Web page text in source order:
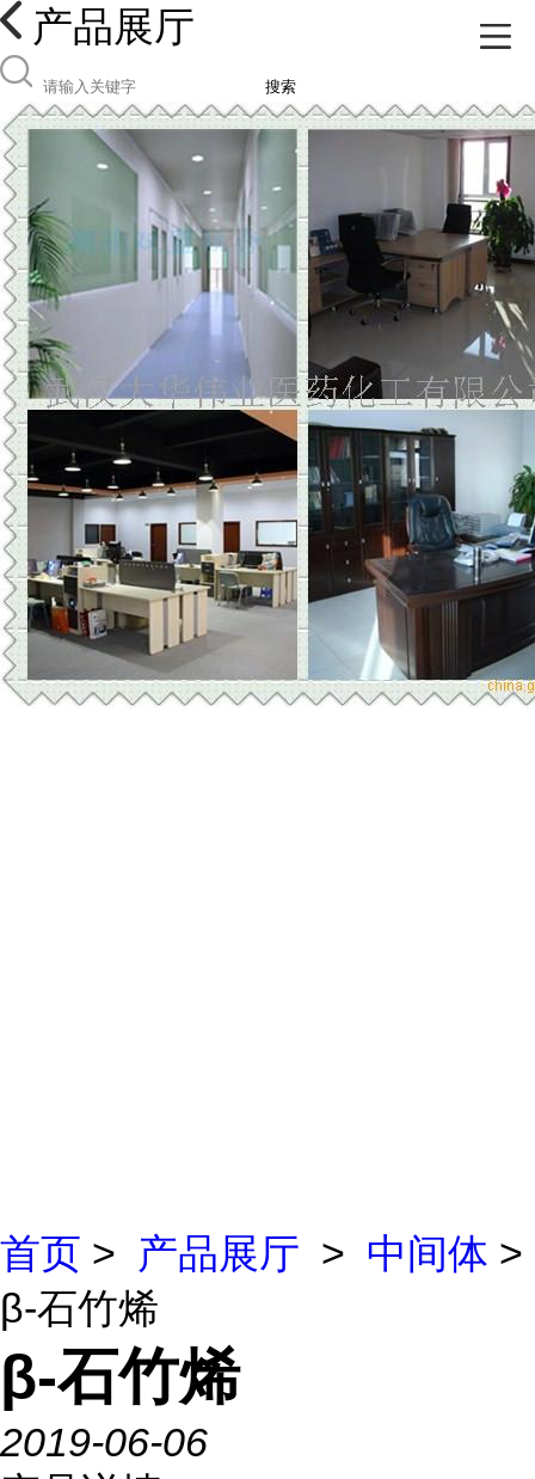
产品展厅
搜索
首页 > 产品展厅 > 中间体 >
β-石竹烯
β-石竹烯
2019-06-06